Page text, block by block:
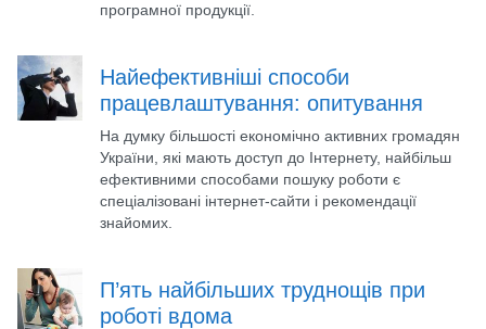
програмної продукції.
Найефективніші способи
працевлаштування: опитування
На думку більшості економічно активних громадян
України, які мають доступ до Інтернету, найбільш
ефективними способами пошуку роботи є
спеціалізовані інтернет-сайти і рекомендації
знайомих.
П’ять найбільших труднощів при
роботі вдома